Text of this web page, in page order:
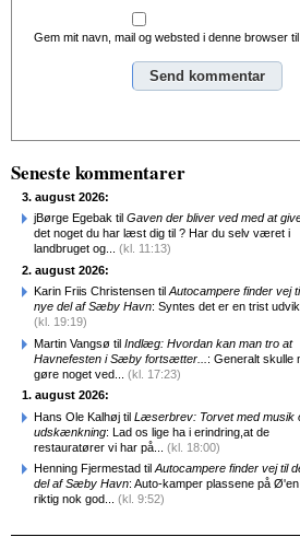
Gem mit navn, mail og websted i denne browser
Seneste kommentarer
3. august 2026:
jBørge Egebak til Gaven der bliver ved med at
det noget du har læst dig til ? Har du selv været i
landbruget og... (kl. 11:13)
2. august 2026:
Karin Friis Christensen til Autocampere finder vej
nye del af Sæby Havn: Syntes det er en trist
(kl. 19:19)
Martin Vangsø til Indlæg: Hvordan kan man tro at
Havnefesten i Sæby fortsætter... : Generalt skulle
gøre noget ved... (kl. 17:23)
1. august 2026:
Hans Ole Kalhøj til Læserbrev: Torvet med musik
udskænkning: Lad os lige ha i erindring,at de
restauratører vi har på... (kl. 18:00)
Henning Fjermestad til Autocampere finder vej til
del af Sæby Havn: Auto-kamper plassene på
riktig nok god... (kl. 9:52)